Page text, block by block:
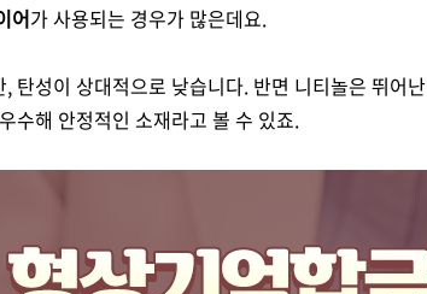
어가 사용되는 경우가 많은데요.
탄성이 상대적으로 낮습니다. 반면 니티놀은 뛰어난
수해 안정적인 소재라고 볼 수 있죠.